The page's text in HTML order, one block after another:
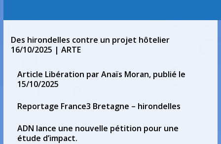
Des hirondelles contre un projet hôtelier
16/10/2025 | ARTE
Article Libération par Anaïs Moran, publié le
15/10/2025
Reportage France3 Bretagne – hirondelles
ADN lance une nouvelle pétition pour une
étude d’impact.